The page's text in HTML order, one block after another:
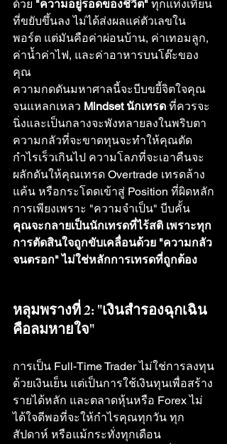
ด้วย "ความอยู่รอดของชีวิต" ทุกแท่งเทียน
ที่ขยับขึ้นลง ไม่ได้ส่งผลแค่ตัวเลขใน
พอร์ต แต่มันคือค่าผ่อนบ้าน, ค่าเทอมลูก,
ค่าน้ำค่าไฟ, และค่าอาหารบนโต๊ะของ
คุณ
ความกดดันมหาศาลนี้จะบีบขยี้จิตใจคุณ
จนแหลกเหลว Mindset นักเทรด ที่ควรจะ
นิ่งและเป็นกลางจะพังทลายลงในพริบตา
ความกลัวที่จะขาดทุนจะทำให้คุณตัด
กำไรเร็วเกินไป ความโลภที่จะเอาคืนจะ
ผลักดันให้คุณเทรด Overtrade เทรดล้าง
แค้น หรือกระโดดเข้าสู่ Position ที่ผิดหลัก
การเพียงเพราะ "ความจำเป็น" บีบคั้น
คุณจะกลายเป็นนักเทรดที่ไร้สติ เพราะทุก
การตัดสินใจถูกขับเคลื่อนด้วย "ความกลัว
จนตรอก" ไม่ใช่หลักการเทรดที่ถูกต้อง
หลุมพรางที่ 2: "เงินสำรองฉุกเฉิน
คือลมหายใจ"
การเป็น Full-Time Trader ไม่ใช่การลงทุน
ด้วยเงินเย็น แต่เป็นการใช้เงินทุนเพื่อสร้าง
รายได้หลัก และตลาดหุ้นหรือ Forex ไม่
ได้ใจดีพอที่จะให้กำไรคุณทุกวัน ทุก
สัปดาห์ หรือแม้กระทั่งทุกเดือน